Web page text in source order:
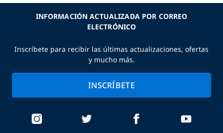
INFORMACIÓN ACTUALIZADA POR CORREO
ELECTRÓNICO
Inscríbete para recibir las últimas actualizaciones, ofertas
y mucho más.
INSCRÍBETE